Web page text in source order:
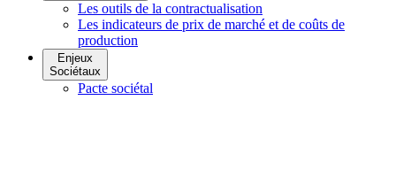
Les outils de la contractualisation
Les indicateurs de prix de marché et de coûts de
production
Enjeux
Sociétaux
Pacte sociétal